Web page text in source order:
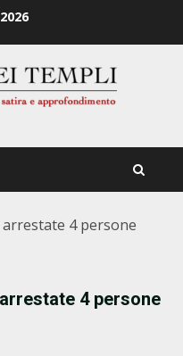
arrestate 4 persone
4 persone